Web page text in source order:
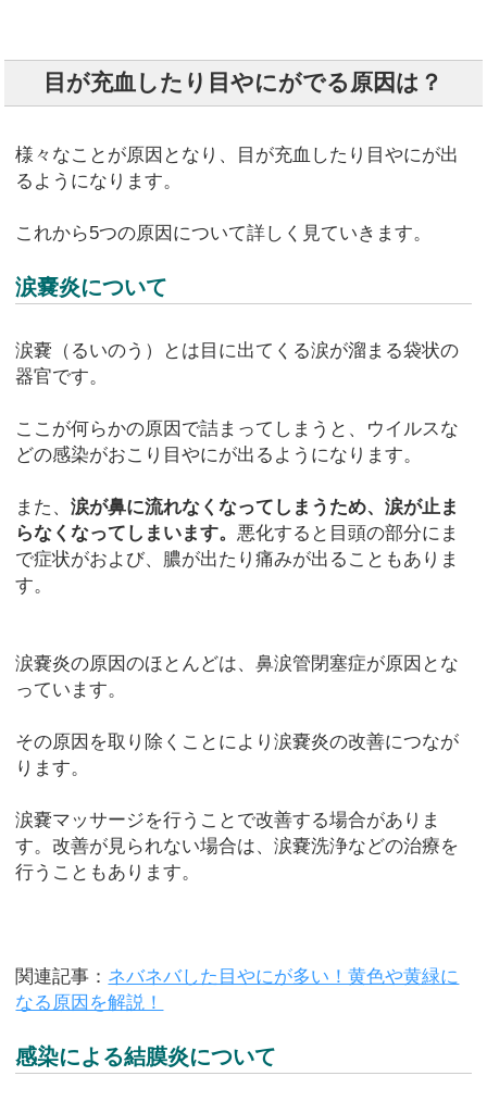
目が充血したり目やにがでる原因は？
様々なことが原因となり、目が充血したり目やにが出
るようになります。
これから5つの原因について詳しく見ていきます。
涙嚢炎について
涙嚢（るいのう）とは目に出てくる涙が溜まる袋状の
器官です。
ここが何らかの原因で詰まってしまうと、ウイルスな
どの感染がおこり目やにが出るようになります。
また、涙が鼻に流れなくなってしまうため、涙が止ま
らなくなってしまいます。 悪化すると目頭の部分にま
で症状がおよび、膿が出たり痛みが出ることもありま
す。
涙嚢炎の原因のほとんどは、鼻涙管閉塞症が原因とな
っています。
その原因を取り除くことにより涙嚢炎の改善につなが
ります。
涙嚢マッサージを行うことで改善する場合がありま
す。改善が見られない場合は、涙嚢洗浄などの治療を
行うこともあります。
関連記事： ネバネバした目やにが多い！黄色や黄緑に
なる原因を解説！
感染による結膜炎について